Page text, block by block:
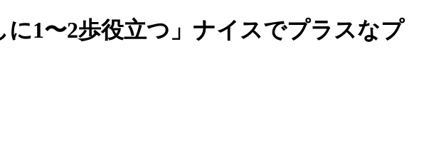
1〜2歩役立つ」ナイスでプラスなプ